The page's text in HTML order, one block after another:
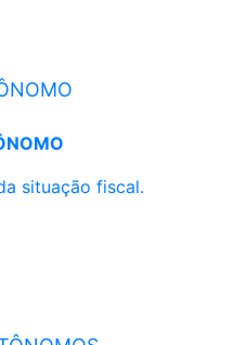
situação fiscal.